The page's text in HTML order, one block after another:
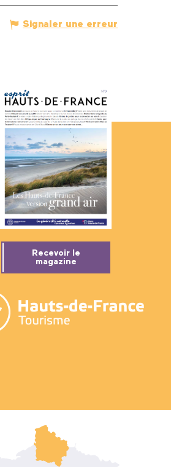
Signaler une erreur
Recevoir le
magazine